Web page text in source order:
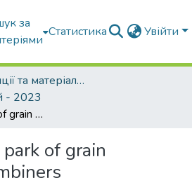
за
Статистика Увійти
Конференції та матеріали конференцій
- 2023
Tendencies of park of grain harvesting combiners
of grain